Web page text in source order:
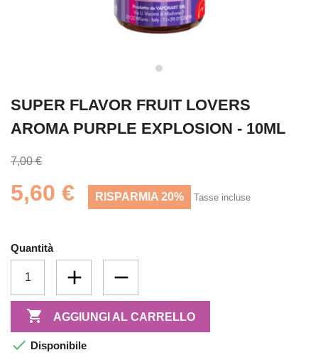
SUPER FLAVOR FRUIT LOVERS
AROMA PURPLE EXPLOSION - 10ML
7,00 €
5,60 € RISPARMIA 20% Tasse incluse
Quantità
 AGGIUNGI AL CARRELLO
 Disponibile